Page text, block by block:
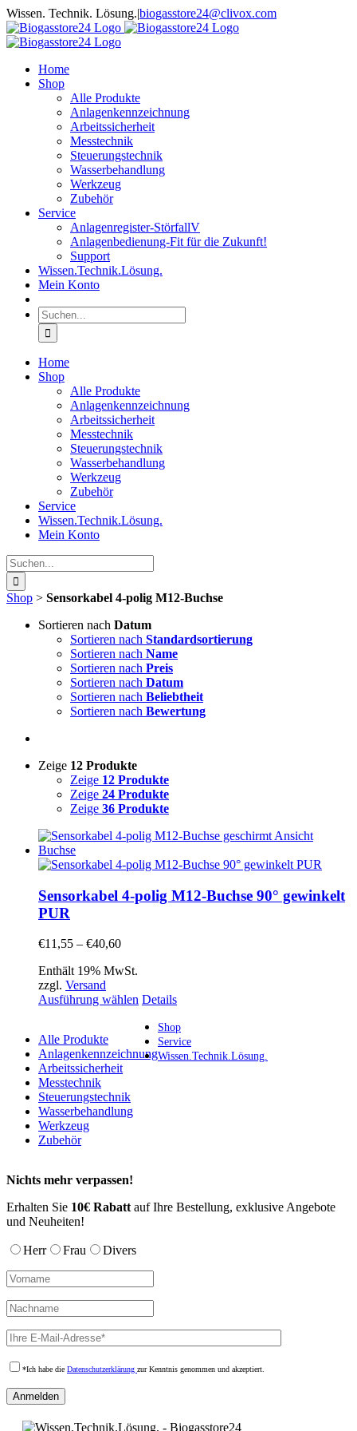
Zum
Inhalt
springen
Wissen. Technik. Lösung.|biogasstore24@clivox.com
Home
Shop
Alle Produkte
Anlagenkennzeichnung
Arbeitssicherheit
Messtechnik
Steuerungstechnik
Wasserbehandlung
Werkzeug
Zubehör
Service
Anlagenregister-StörfallV
Anlagenbedienung-Fit für die Zukunft!
Support
Wissen.Technik.Lösung.
Mein Konto
Suche
nach:
Home
Shop
Alle Produkte
Anlagenkennzeichnung
Arbeitssicherheit
Messtechnik
Steuerungstechnik
Wasserbehandlung
Werkzeug
Zubehör
Service
Wissen.Technik.Lösung.
Mein Konto
Suche
nach:
Shop > Sensorkabel 4-polig M12-Buchse
Sortieren nach Datum
Sortieren nach Standardsortierung
Sortieren nach Name
Sortieren nach Preis
Sortieren nach Datum
Sortieren nach Beliebtheit
Sortieren nach Bewertung
Zeige 12 Produkte
Zeige 12 Produkte
Zeige 24 Produkte
Zeige 36 Produkte
Sensorkabel 4-polig M12-Buchse 90° gewinkelt
PUR
€11,55 – €40,60Preisspanne:
bis
Enthält 19% MwSt.
zzgl. Versand
Ausführung wählen Dieses
weist
mehrere
Varianten
Details
Alle Produkte
Anlagenkennzeichnung
Arbeitssicherheit
Messtechnik
Steuerungstechnik
Wasserbehandlung
Werkzeug
Zubehör
Shop
Service
Wissen.Technik.Lösung.
Nichts mehr verpassen!
Erhalten Sie 10€ Rabattauf Ihre Bestellung, exklusive Angebote
und Neuheiten!
Herr Frau Divers
*Ich habe die Datenschutzerklärung zur Kenntnis genommen und akzeptiert.